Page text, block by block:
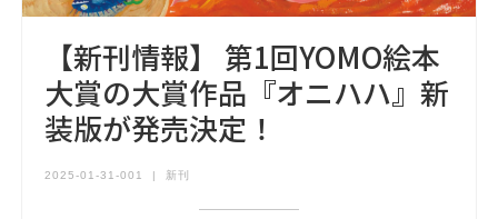
【新刊情報】 第1回YOMO絵本
大賞の大賞作品『オニハハ』新
装版が発売決定！
2025-01-31-001 | 新刊